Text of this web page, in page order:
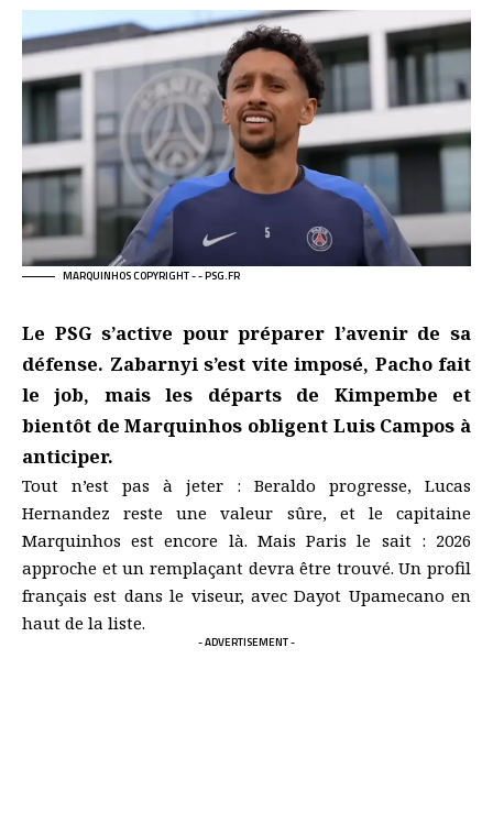
MARQUINHOS COPYRIGHT - - PSG.FR
Le PSG s’active pour préparer l’avenir de sa
défense. Zabarnyi s’est vite imposé, Pacho fait
le job, mais les départs de Kimpembe et
bientôt de Marquinhos obligent Luis Campos à
anticiper.
Tout n’est pas à jeter : Beraldo progresse, Lucas
Hernandez reste une valeur sûre, et le capitaine
Marquinhos est encore là. Mais Paris le sait : 2026
approche et un remplaçant devra être trouvé. Un profil
français est dans le viseur, avec Dayot Upamecano en
haut de la liste.
- ADVERTISEMENT -